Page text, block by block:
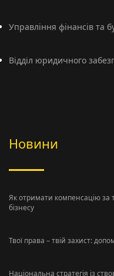
Управління фінансів та
Відділ юридичного
Новини
Як отримати компенсацію за
бізнесу
Твої права – твій захист:
Національна стратегія із